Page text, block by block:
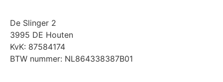
De Slinger 2
3995 DE Houten
KvK: 87584174
BTW nummer: NL864338387B01